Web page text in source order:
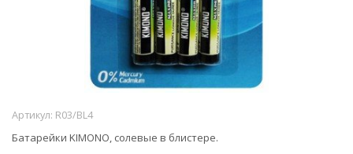
Артикул: R03/BL4
​Батарейки KIMONO, солевые в блистере.